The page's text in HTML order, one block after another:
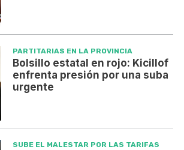
PARTITARIAS EN LA PROVINCIA
Bolsillo estatal en rojo: Kicillof
enfrenta presión por una suba
urgente
SUBE EL MALESTAR POR LAS TARIFAS